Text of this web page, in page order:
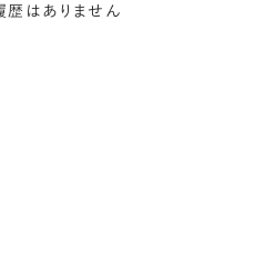
歴はありません